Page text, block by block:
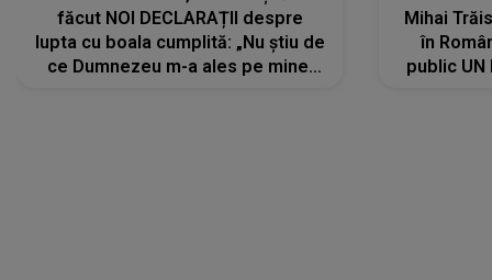
făcut NOI DECLARAȚII despre
lupta cu boala cumplită: „Nu știu de
ce Dumnezeu m-a ales pe mine.
Mihai
în
public UN